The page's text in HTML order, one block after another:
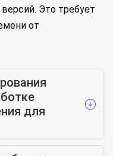
Это требует
от
для